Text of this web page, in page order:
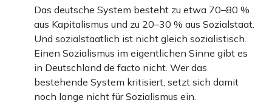
Das deutsche System besteht zu etwa 70–80 %
aus Kapitalismus und zu 20–30 % aus Sozialstaat.
Und sozialstaatlich ist nicht gleich sozialistisch.
Einen Sozialismus im eigentlichen Sinne gibt es
in Deutschland de facto nicht. Wer das
bestehende System kritisiert, setzt sich damit
noch lange nicht für Sozialismus ein.